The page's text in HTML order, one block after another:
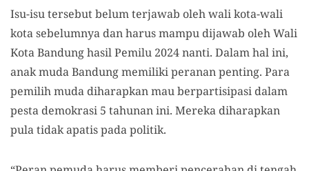
Isu-isu tersebut belum terjawab oleh wali kota-wali
kota sebelumnya dan harus mampu dijawab oleh Wali
Kota Bandung hasil Pemilu 2024 nanti. Dalam hal ini,
anak muda Bandung memiliki peranan penting. Para
pemilih muda diharapkan mau berpartisipasi dalam
pesta demokrasi 5 tahunan ini. Mereka diharapkan
pula tidak apatis pada politik.